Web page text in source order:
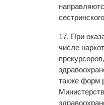
17. При
числе
также форм